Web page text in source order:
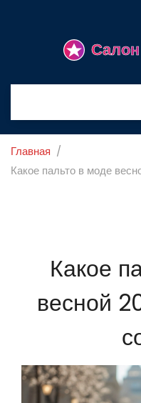
Главная
Какое пальто в моде
Какое
весной